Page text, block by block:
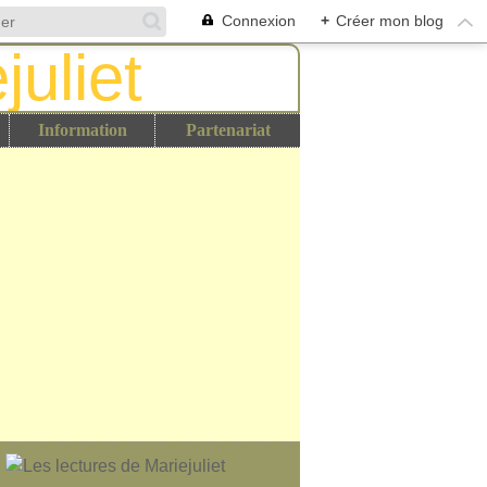
Connexion + Créer mon blog
Information Partenariat